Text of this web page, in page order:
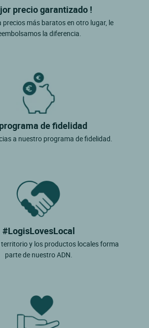
precio garantizado !
precios más baratos en otro lugar, le
la diferencia.
de fidelidad
a nuestro programa de fidelidad.
#LogisLovesLocal
territorio y los productos locales forma
parte de nuestro ADN.